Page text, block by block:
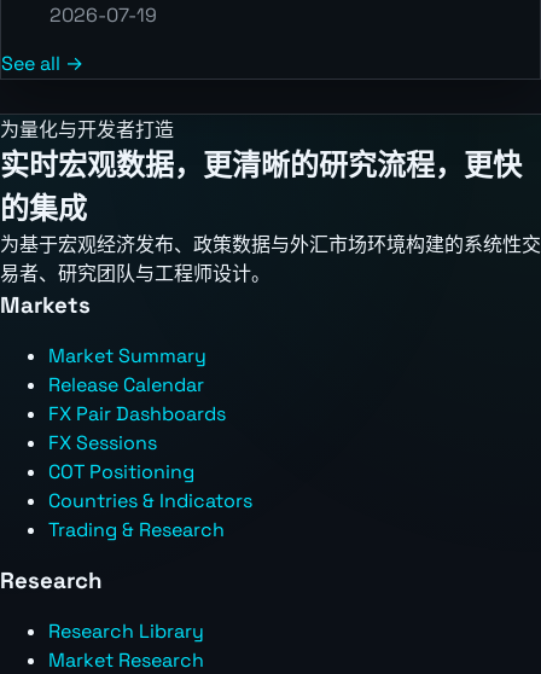
2026-07-19
See all →
为量化与开发者打造
实时宏观数据，更清晰的研究流程，更快
的集成
为基于宏观经济发布、政策数据与外汇市场环境构建的系统性交
易者、研究团队与工程师设计。
Markets
Market Summary
Release Calendar
FX Pair Dashboards
FX Sessions
COT Positioning
Countries & Indicators
Trading & Research
Research
Research Library
Market Research